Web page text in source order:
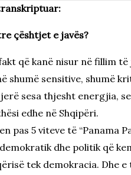
çështjet e javës?
që kanë nisur në fillim
shumë sensitive, shumë
sesa thjesht energjia,
edhe në Shqipëri.
pas 5 viteve të
dhe politik që
tek demokracia. Dhe